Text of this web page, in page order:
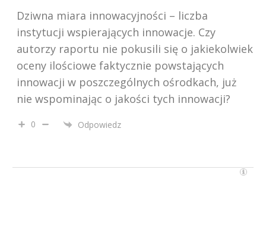
Dziwna miara innowacyjności – liczba
instytucji wspierających innowacje. Czy
autorzy raportu nie pokusili się o jakiekolwiek
oceny ilościowe faktycznie powstających
innowacji w poszczególnych ośrodkach, już
nie wspominając o jakości tych innowacji?
0 Odpowiedz